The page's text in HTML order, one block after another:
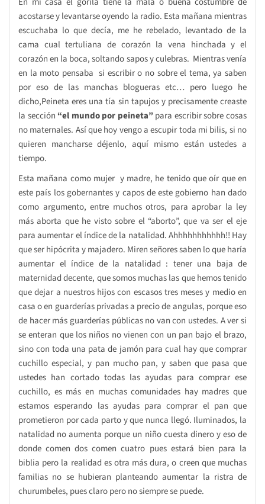
acostarse y levantarse oyendo la radio. Esta mañana mientras
escuchaba lo que decía, me he rebelado, levantado de la
cama cual tertuliana de corazón la vena hinchada y el
corazón en la boca, soltando sapos y culebras. Mientras venía
en la moto pensaba si escribir o no sobre el tema, ya saben
por eso de las manchas blogueras etc… pero luego he
dicho,Peineta eres una tía sin tapujos y precisamente creaste
la sección“el mundo por peineta”para escribir sobre cosas
no maternales. Así que hoy vengo a escupir toda mi bilis, si no
quieren mancharse déjenlo, aquí mismo están ustedes a
tiempo.
Esta mañana como mujer y madre, he tenido que oír que en
este país los gobernantes y capos de este gobierno han dado
como argumento, entre muchos otros, para aprobar la ley
más aborta que he visto sobre el “aborto”, que va ser el eje
para aumentar el índice de la natalidad. Ahhhhhhhhhhh!! Hay
que ser hipócrita y majadero. Miren señores saben lo que haría
aumentar el índice de la natalidad : tener una baja de
maternidad decente, que somos muchas las que hemos tenido
que dejar a nuestros hijos con escasos tres meses y medio en
casa o en guarderías privadas a precio de angulas, porque eso
de hacer más guarderías públicas no van con ustedes. A ver si
se enteran que los niños no vienen con un pan bajo el brazo,
sino con toda una pata de jamón para cual hay que comprar
cuchillo especial, y pan mucho pan, y saben que pasa que
ustedes han cortado todas las ayudas para comprar ese
cuchillo, es más en muchas comunidades hay madres que
estamos esperando las ayudas para comprar el pan que
prometieron por cada parto y que nunca llegó. Iluminados, la
natalidad no aumenta porque un niño cuesta dinero y eso de
donde comen dos comen cuatro pues estará bien para la
biblia pero la realidad es otra más dura, o creen que muchas
familias no se hubieran planteando aumentar la ristra de
churumbeles, pues claro pero no siempre se puede.